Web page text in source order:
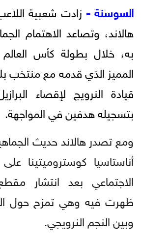
السوسنة - زادت شعبية
هالاند، وتصاعد الاهتمام
المميز الذي قدمه مع منتخب
قيادة النرويج لإقصاء
بتسجيله هدفين في المواجهة.
ومع تصدر هالاند حديث
أناستاسيا كوستروميتينا
الاجتماعي بعد انتشار
ظهرت فيه وهي تمزح حول
وبين النجم النرويجي.